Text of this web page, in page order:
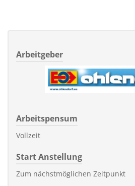
Arbeitgeber
Arbeitspensum
Vollzeit
Start Anstellung
Zum nächstmöglichen Zeitpunkt